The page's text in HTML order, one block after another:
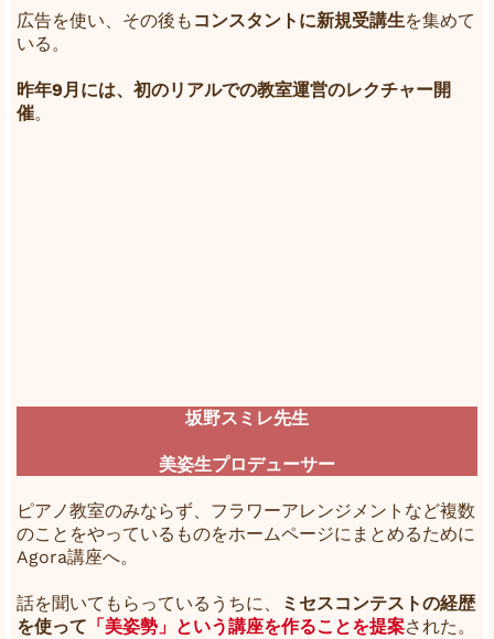
広告を使い、その後も コンスタントに新規受講生を集めて
いる。
昨年9月には、初のリアルでの教室運営のレクチャー開
催。
坂野スミレ先生
美姿生プロデューサー
ピアノ教室のみならず、フラワーアレンジメントなど複数
のことをやっているものをホームページにまとめるために
Agora講座へ。
話を聞いてもらっているうちに、
ミセスコンテストの経歴
を使って 「美姿勢」という講座を作ることを提案された。